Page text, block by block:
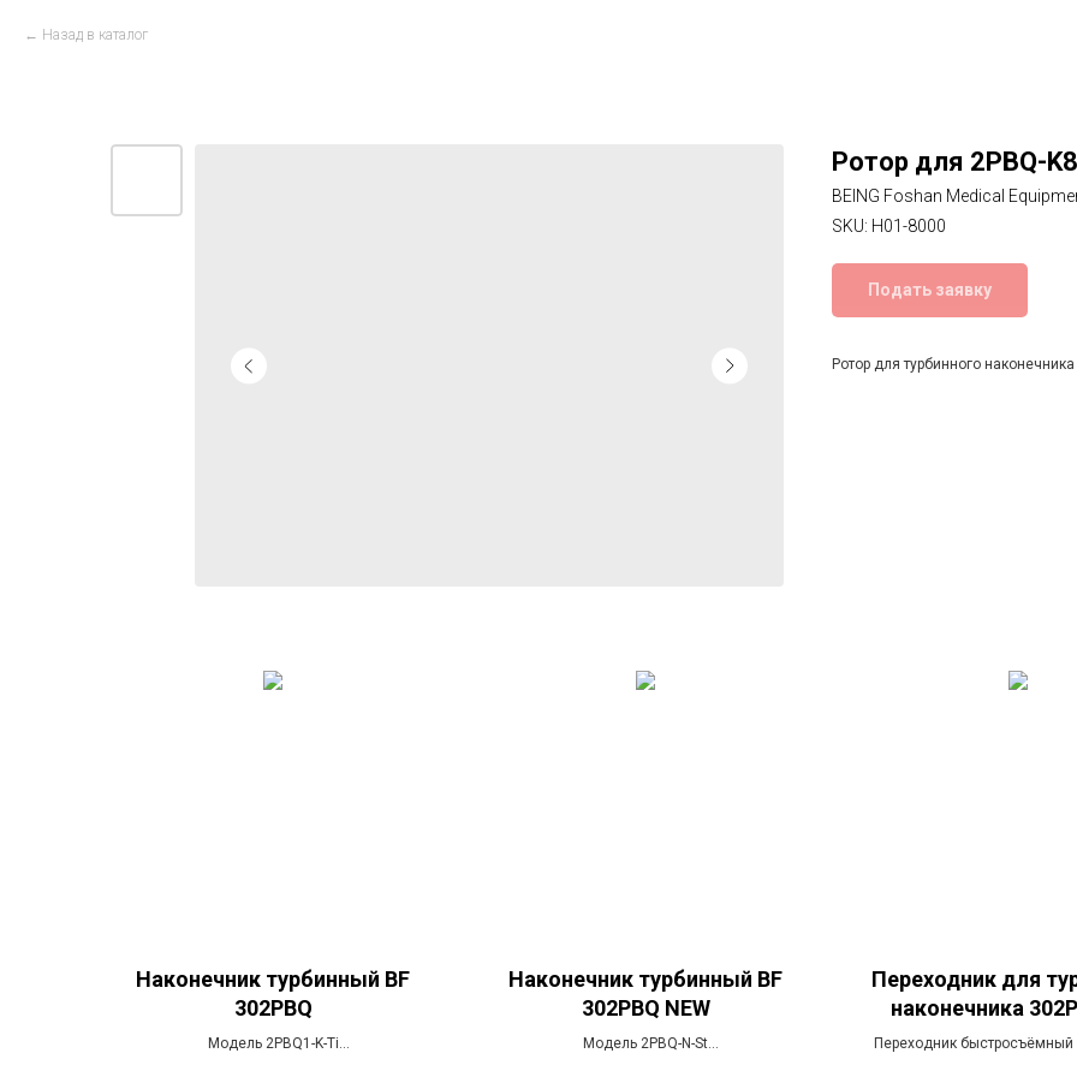
Назад в каталог
Ротор для 2PBQ-
BEING Foshan Medical
SKU: H01-8000
Подать заявку
Ротор для турбинного
Наконечник турбинный BF
302PBQ
Модель 2PBQ1-K-Ti
Наконечник турбинный BF
302PBQ NEW
Модель 2PBQ-N-St
Переходник для
наконечника
подсветкой
Переходник быстросъёмный